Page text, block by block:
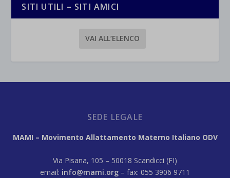
SITI UTILI – SITI AMICI
VAI ALL’ELENCO
SEDE LEGALE
MAMI – Movimento Allattamento Materno Italiano ODV
Via Pisana, 105 – 50018 Scandicci (FI)
email: info@mami.org – fax: 055 3906 9711